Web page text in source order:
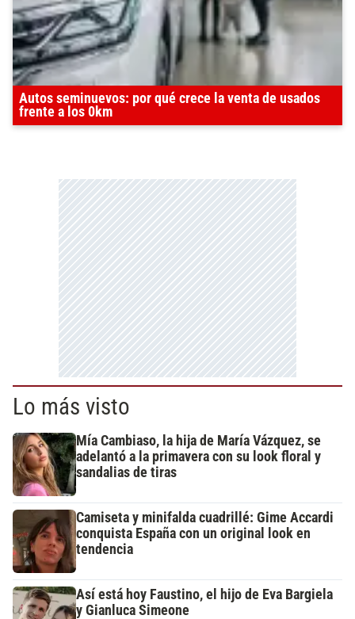
Autos seminuevos: por qué crece la venta de usados
frente a los 0km
Lo más visto
Mía Cambiaso, la hija de María Vázquez, se
adelantó a la primavera con su look floral y
sandalias de tiras
Camiseta y minifalda cuadrillé: Gime Accardi
conquista España con un original look en
tendencia
Así está hoy Faustino, el hijo de Eva Bargiela
y Gianluca Simeone